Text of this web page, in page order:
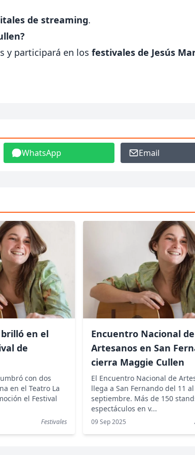
de streaming.
y participará en los festivales de Jesús
WhatsApp Email
en el
de
con dos
en el Teatro La
el Festival
Festivales
Encuentro Nacional de
Artesanos en San
cierra Maggie Cullen
El Encuentro Nacional de
llega a San Fernando del 11
septiembre. Más de 150
espectáculos en v...
09 Sep 2025